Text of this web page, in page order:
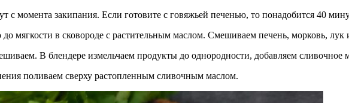
с момента закипания. Если готовите с говяжьей печенью, то понадобится 40
мягкости в сковороде с растительным маслом. Смешиваем печень, морковь, лук
В блендере измельчаем продукты до однородности, добавляем сливочное
поливаем сверху растопленным сливочным маслом.